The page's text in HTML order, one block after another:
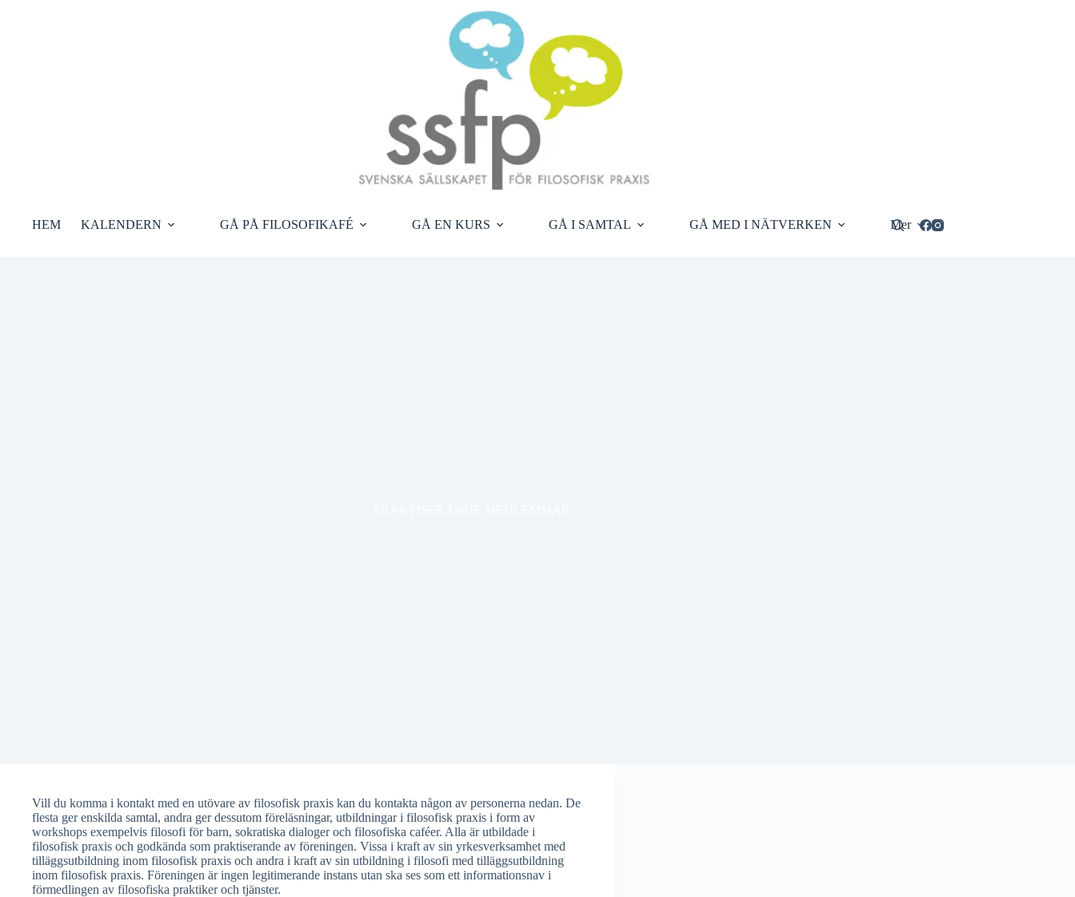
HEM KALENDERN GÅ PÅ FILOSOFIKAFÉ GÅ EN KURS GÅ I SAMTAL GÅ MED I NÄTVERKEN Mer
Vill du komma i kontakt med en utövare av filosofisk praxis kan du kontakta någon av personerna nedan. De
flesta ger enskilda samtal, andra ger dessutom föreläsningar, utbildningar i filosofisk praxis i form av
workshops exempelvis filosofi för barn, sokratiska dialoger och filosofiska caféer. Alla är utbildade i
filosofisk praxis och godkända som praktiserande av föreningen. Vissa i kraft av sin yrkesverksamhet med
tilläggsutbildning inom filosofisk praxis och andra i kraft av sin utbildning i filosofi med tilläggsutbildning
inom filosofisk praxis. Föreningen är ingen legitimerande instans utan ska ses som ett informationsnav i
förmedlingen av filosofiska praktiker och tjänster.